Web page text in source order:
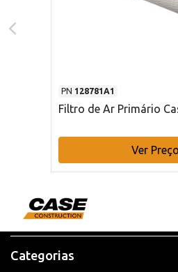
PN 128781A1
Filtro de Ar Primário
Ver Preço
Categorias